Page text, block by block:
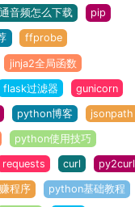
音频怎么下载 pip
ffprobe
jinja2全局函数
flask过滤器 gunicorn
python博客 jsonpath
python使用技巧
requests curl py2curl
程序 python基础教程